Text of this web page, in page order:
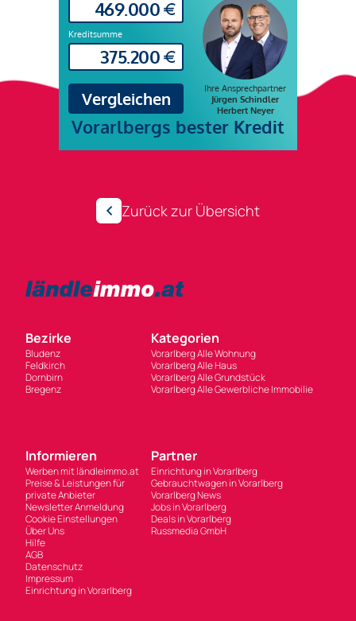
Zurück zur Übersicht
Bezirke
Bludenz
Feldkirch
Dornbirn
Bregenz
Kategorien
Vorarlberg Alle Wohnung
Vorarlberg Alle Haus
Vorarlberg Alle Grundstück
Vorarlberg Alle Gewerbliche Immobilie
Informieren
Werben mit ländleimmo.at
Preise & Leistungen für
private Anbieter
Newsletter Anmeldung
Cookie Einstellungen
Über Uns
Hilfe
AGB
Datenschutz
Impressum
Einrichtung in Vorarlberg
Partner
Einrichtung in Vorarlberg
Gebrauchtwagen in Vorarlberg
Vorarlberg News
Jobs in Vorarlberg
Deals in Vorarlberg
Russmedia GmbH